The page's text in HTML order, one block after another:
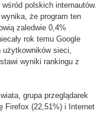
polskich internautów.
że program ten
zaledwie 0,4%
rok temu Google
użytkowników sieci,
wyniki rankingu z
grupa przeglądarek
Firefox (22,51%) i Internet